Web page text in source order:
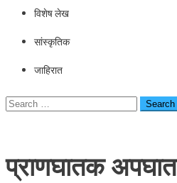
विशेष लेख
सांस्कृतिक
जाहिरात
Search
प्राणघातक अपघात